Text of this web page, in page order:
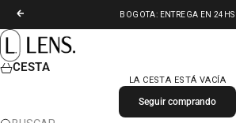
ANTERIOR
BOGOTA: ENTREGA EN 24HS
LENS. COLOMBIA
CESTA
LA CESTA ESTÁ VACÍA
Seguir comprando